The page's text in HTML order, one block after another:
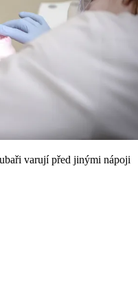
varují před jinými nápoji